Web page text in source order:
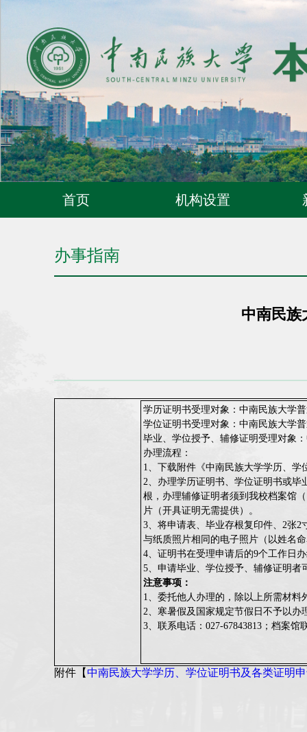
首页 机构设置
办事指南
中南民族
学历证明书受理对象：中南民族大学
学位证明书受理对象：中南民族大学
毕业、学位授予、辅修证明受理对象
办理流程：
1、下载附件《中南民族大学学历、
2、办理学历证明书、学位证明书或毕
根， 办理辅修证明者须到我校档案馆
片 （开具证明无需提供） 。
3、将申请表、毕业存根复印件、2张
与纸质照片相同的电子照片（以姓名命
4、证明书在受理申请后的9个工作日
5、申请毕业、学位授予、辅修证明者
注意事项：
1、委托他人办理的，除以上所需材
2、寒暑假及国家规定节假日不予以办
3、 联系电话：027-67843813；档案馆
附件【中南民族大学学历、学位证明书及各类证明